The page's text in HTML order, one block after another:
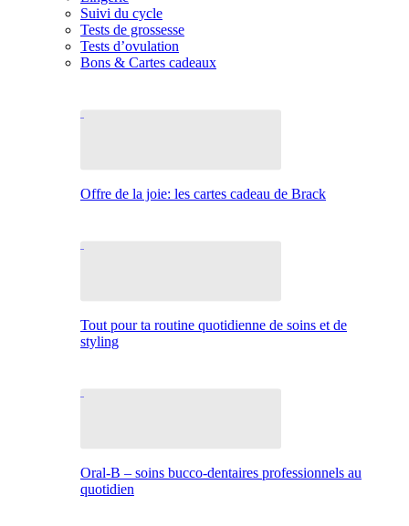
Suivi du cycle
Tests de grossesse
Tests d’ovulation
Bons & Cartes cadeaux
Offre de la joie: les cartes cadeau de Brack
Tout pour ta routine quotidienne de soins et de
styling
Oral-B – soins bucco-dentaires professionnels au
quotidien